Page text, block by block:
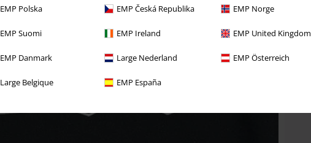
EMP Polska EMP Česká Republika EMP Norge
EMP Suomi EMP Ireland EMP United Kingdom
EMP Danmark Large Nederland EMP Österreich
Large Belgique EMP España